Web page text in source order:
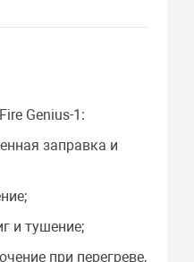
Genius-1:
заправка и
и тушение;
при перегреве,